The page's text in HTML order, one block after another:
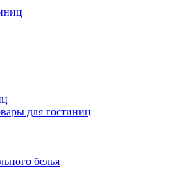
для гостиниц
белья